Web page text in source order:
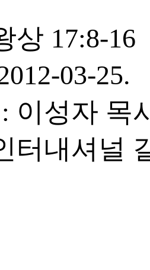
상 17:8-16
03-25.
이성자 목
터내셔널